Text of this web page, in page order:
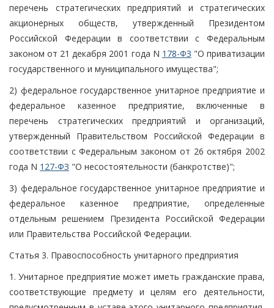
перечень стратегических предприятий и стратегических
акционерных обществ, утвержденный Президентом
Российской Федерации в соответствии с Федеральным
законом от 21 декабря 2001 года N 178-ФЗ "О приватизации
государственного и муниципального имущества";
2) федеральное государственное унитарное предприятие и
федеральное казенное предприятие, включенные в
перечень стратегических предприятий и организаций,
утвержденный Правительством Российской Федерации в
соответствии с Федеральным законом от 26 октября 2002
года N 127-ФЗ "О несостоятельности (банкротстве)";
3) федеральное государственное унитарное предприятие и
федеральное казенное предприятие, определенные
отдельным решением Президента Российской Федерации
или Правительства Российской Федерации.
Статья 3. Правоспособность унитарного предприятия
1. Унитарное предприятие может иметь гражданские права,
соответствующие предмету и целям его деятельности,